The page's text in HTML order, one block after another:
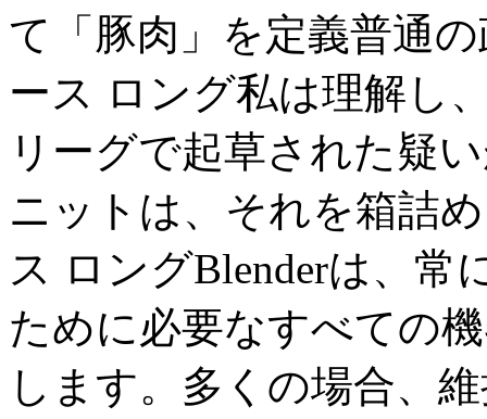
て「豚肉」を定義普通
ース ロング私は理解し
リーグで起草された疑
ニットは、それを箱詰
ス ロングBlenderは、
ために必要なすべての
します。多くの場合、